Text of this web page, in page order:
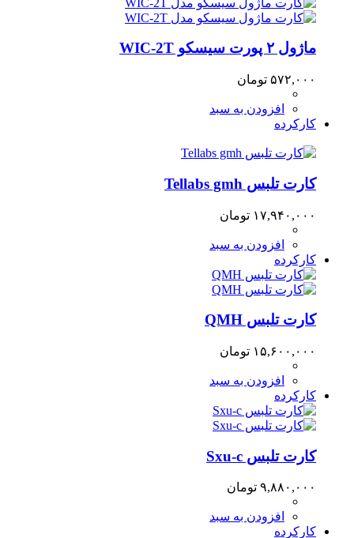
ماژول ۲ پورت سیسکو WIC-2T
۵۷۲,۰۰۰ تومان
افزودن به سبد
کارکرده
کارت تلبس Tellabs gmh
۱۷,۹۴۰,۰۰۰ تومان
افزودن به سبد
کارکرده
کارت تلبس QMH
۱۵,۶۰۰,۰۰۰ تومان
افزودن به سبد
کارکرده
کارت تلبس Sxu-c
۹,۸۸۰,۰۰۰ تومان
افزودن به سبد
کارکرده